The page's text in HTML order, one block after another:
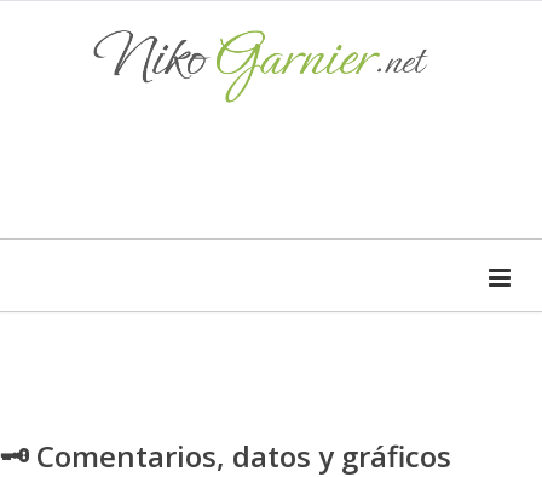
🗝 Comentarios, datos y gráficos